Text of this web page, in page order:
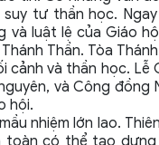
tư thần học.
luật lệ của Giáo
Thần. Tòa
cảnh và thần học. Lễ
và Công đồng
hội.
nhiệm lớn lao.